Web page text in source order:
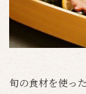
旬の食材を使っ